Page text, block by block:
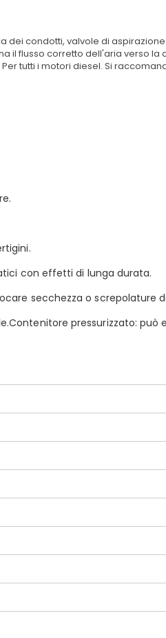
dei condotti, valvole di
il flusso corretto dell'aria verso
tutti i motori diesel. Si
con effetti di lunga durata.
secchezza o screpolature
pressurizzato: può